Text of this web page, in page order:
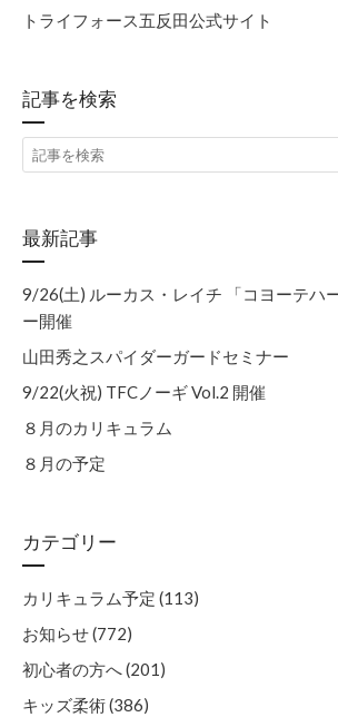
トライフォース五反田公式サイト
記事を検索
最新記事
9/26(土) ルーカス・レイチ 「コヨーテハ
ー開催
山田秀之スパイダーガードセミナー
9/22(火祝) TFCノーギ Vol.2 開催
８月のカリキュラム
８月の予定
カテゴリー
カリキュラム予定 (113)
お知らせ (772)
初心者の方へ (201)
キッズ柔術 (386)